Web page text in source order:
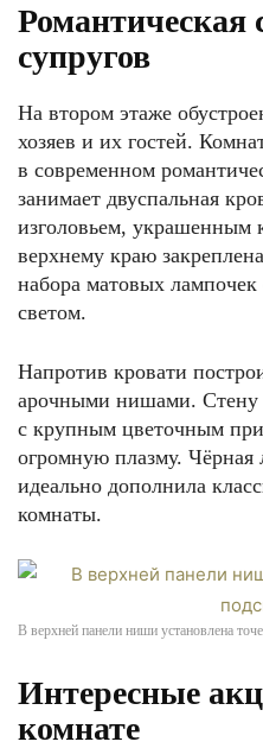
Романтическая
супругов
На втором этаже
хозяев и их гостей.
в современном
занимает двуспальная
изголовьем, украшенным
верхнему краю
набора матовых
светом.
Напротив кровати
арочными нишами. Стену
с крупным цветочным
огромную плазму. Чёрная
идеально дополнила
комнаты.
В верхней панели ниши установлена
Интересные
комнате